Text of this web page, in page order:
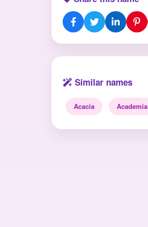
Similar names
Acacia Academia